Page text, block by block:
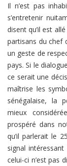
Il n’est pas
s’entretenir
disent qu’il est
partisans du chef
un geste de
pays. Si le
ce serait une
maîtrise les
sénégalaise, la
mieux
prospéré dans
qu’il parlerait le
signal
celui-ci n’est pas